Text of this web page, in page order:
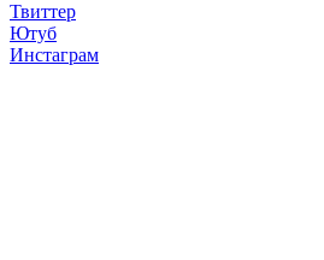
Твиттер
Ютуб
Инстаграм